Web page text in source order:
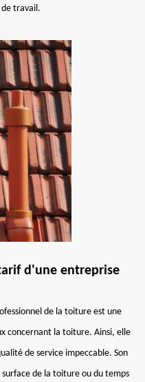
travail.
d'une entreprise
de la toiture est une
concernant la toiture. Ainsi, elle
de service impeccable. Son
de la toiture ou du temps